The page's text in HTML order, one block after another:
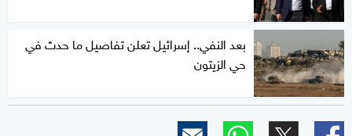
بعد النفي.. إسرائيل تعلن تفاصيل ما حدث في
حي الزيتون